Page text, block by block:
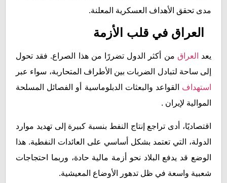
مدى تحقق الأهداف العسكرية المعلنة.
العراق في قلب الأزمة
يعد العراق من أكثر الدول تضررًا من هذا الصراع. فقد تحول
إلى ساحة لتبادل الضربات بين الأطراف المتحاربة، سواء عبر
استهداف القواعد والبعثات الدبلوماسية أو الفصائل المسلحة
الموالية لإيران .
اقتصاديًا، أدى تراجع إنتاج النفط بنسبة كبيرة إلى تهديد موارد
الدولة، التي تعتمد بشكل أساسي على العائدات النفطية. هذا
الوضع قد يدفع البلاد نحو أزمة مالية حادة، وربما احتجاجات
شعبية واسعة في ظل تدهور الأوضاع المعيشية.